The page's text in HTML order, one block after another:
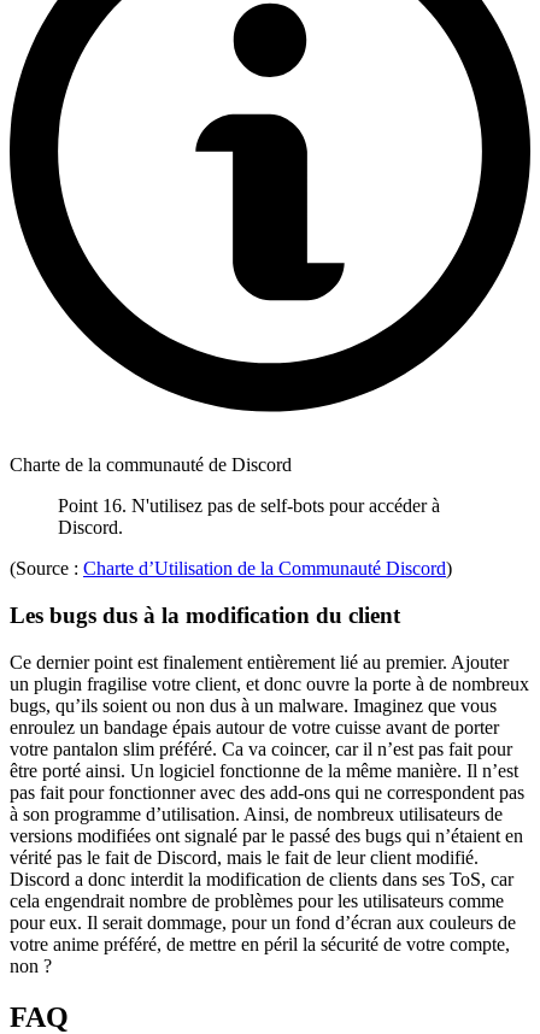
Charte de la communauté de Discord
Point 16. N'utilisez pas de self-bots pour accéder à
Discord.
(Source : Charte d’Utilisation de la Communauté Discord)
Les bugs dus à la modification du client
Ce dernier point est finalement entièrement lié au premier. Ajouter
un plugin fragilise votre client, et donc ouvre la porte à de nombreux
bugs, qu’ils soient ou non dus à un malware. Imaginez que vous
enroulez un bandage épais autour de votre cuisse avant de porter
votre pantalon slim préféré. Ca va coincer, car il n’est pas fait pour
être porté ainsi. Un logiciel fonctionne de la même manière. Il n’est
pas fait pour fonctionner avec des add-ons qui ne correspondent pas
à son programme d’utilisation. Ainsi, de nombreux utilisateurs de
versions modifiées ont signalé par le passé des bugs qui n’étaient en
vérité pas le fait de Discord, mais le fait de leur client modifié.
Discord a donc interdit la modification de clients dans ses ToS, car
cela engendrait nombre de problèmes pour les utilisateurs comme
pour eux. Il serait dommage, pour un fond d’écran aux couleurs de
votre anime préféré, de mettre en péril la sécurité de votre compte,
non ?
FAQ